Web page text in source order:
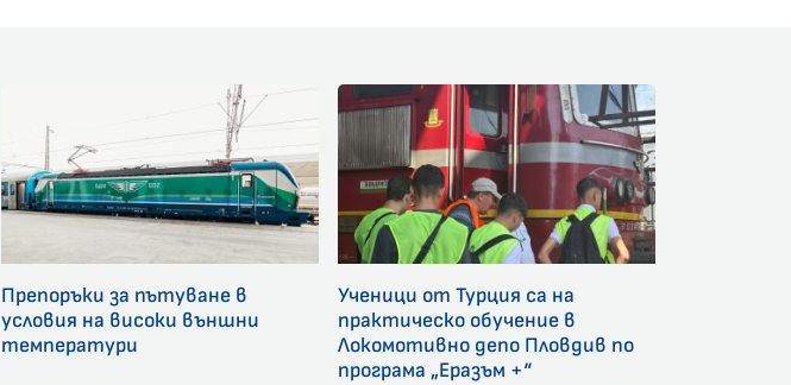
Препоръки за пътуване в
условия на високи външни
температури
Ученици от Турция са на
практическо обучение в
Локомотивно депо Пловдив по
програма „Еразъм +“